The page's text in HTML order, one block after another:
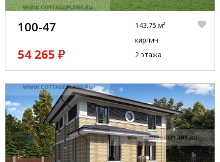
100-47
54 265 ₽
143.75 м²
кирпич
2 этажа